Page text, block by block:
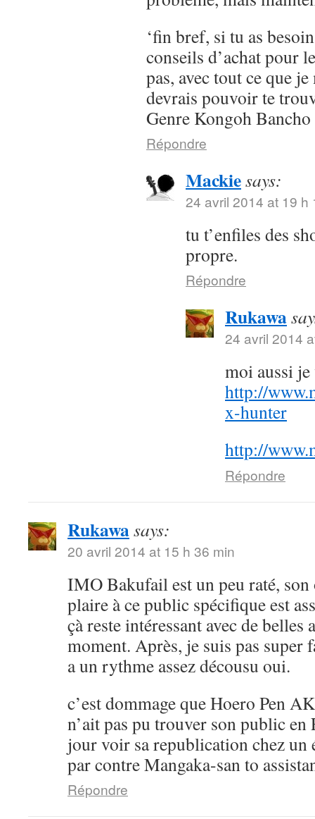
‘fin bref, si tu as
conseils d’achat pour
pas, avec tout ce que
devrais pouvoir te
Genre Kongoh Bancho
Répondre
Mackiesays:
24 avril 2014 at 19 h
tu t’enfiles des
propre.
Répondre
Rukawa
24 avril 2014
moi aussi
http://
x-hunter
http://
Répondre
Rukawasays:
20 avril 2014 at 15 h 36 min
IMO Bakufail est un peu raté,
plaire à ce public spécifique est
çà reste intéressant avec de belles
moment. Après, je suis pas super
a un rythme assez décousu oui.
c’est dommage que Hoero Pen
n’ait pas pu trouver son public en
jour voir sa republication chez un
par contre Mangaka-san to
Répondre